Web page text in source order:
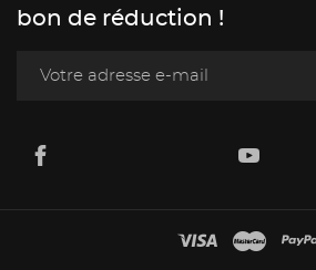
bon de réduction !